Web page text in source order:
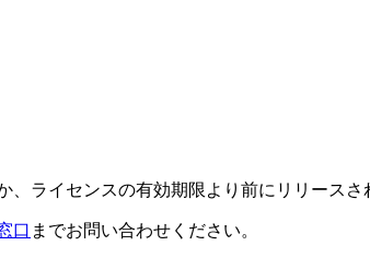
ライセンスの有効期限より前にリリースさ
口 までお問い合わせください。